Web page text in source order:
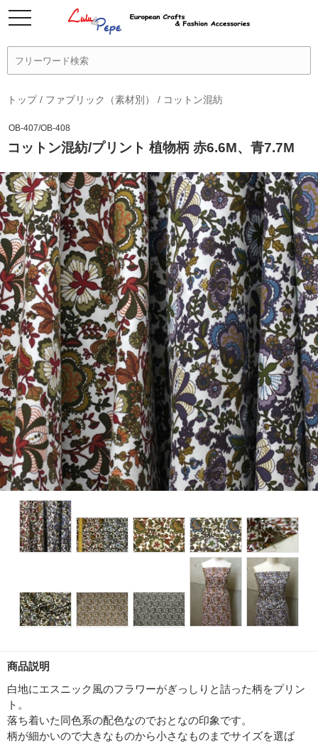
トップ/ ファブリック（素材別） / コットン混紡
OB-407/OB-408
コットン混紡/プリント 植物柄 赤6.6M、青7.7M
商品説明
白地にエスニック風のフラワーがぎっしりと詰った柄をプリン
ト。
落ち着いた同色系の配色なのでおとなの印象です。
柄が細かいので大きなものから小さなものまでサイズを選ば